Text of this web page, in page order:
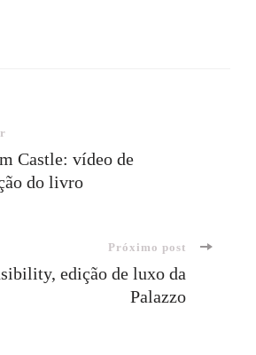
Castle: vídeo de
do livro
Próximo post
edição de luxo da
Palazzo